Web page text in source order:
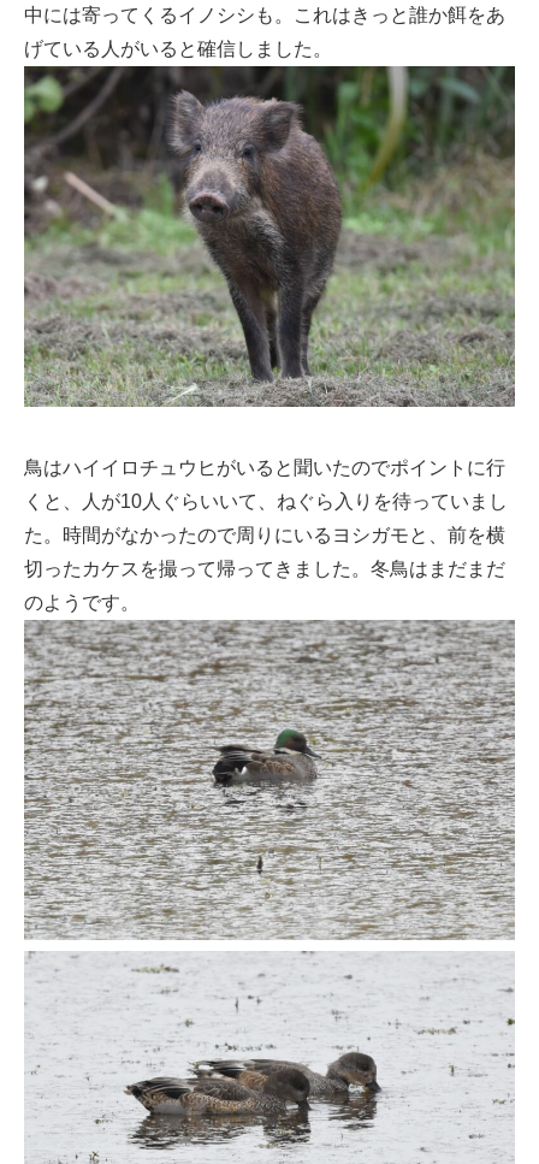
中には寄ってくるイノシシも。これはきっと誰か餌をあ
げている人がいると確信しました。
鳥はハイイロチュウヒがいると聞いたのでポイントに行
くと、人が10人ぐらいいて、ねぐら入りを待っていまし
た。時間がなかったので周りにいるヨシガモと、前を横
切ったカケスを撮って帰ってきました。冬鳥はまだまだ
のようです。